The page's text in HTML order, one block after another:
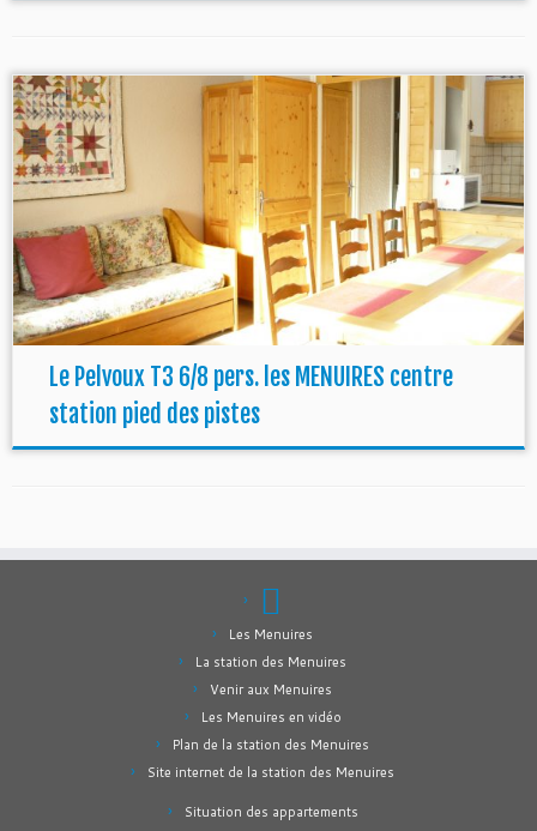
Le Pelvoux T3 6/8 pers. les MENUIRES centre
station pied des pistes
Les Menuires
La station des Menuires
Venir aux Menuires
Les Menuires en vidéo
Plan de la station des Menuires
Site internet de la station des Menuires
Situation des appartements